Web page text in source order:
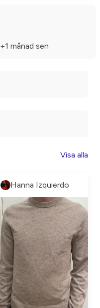
+1 månad sen
Visa alla
Hanna Izquierdo